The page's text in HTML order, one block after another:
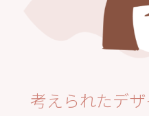
考えられたデ